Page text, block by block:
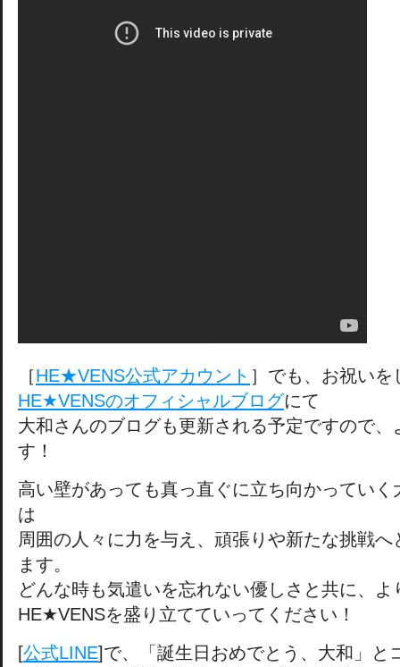
［HE★VENS公式アカウント ］でも、お祝いを
HE★VENSのオフィシャルブログにて
大和さんのブログも更新される予定ですので
す！
高い壁があっても真っ直ぐに立ち向かってい
は
周囲の人々に力を与え、頑張りや新たな挑戦
ます。
どんな時も気遣いを忘れない優しさと共に、よ
HE★VENSを盛り立てていってください！
[公式LINE]で、「誕生日おめでとう、大和」と